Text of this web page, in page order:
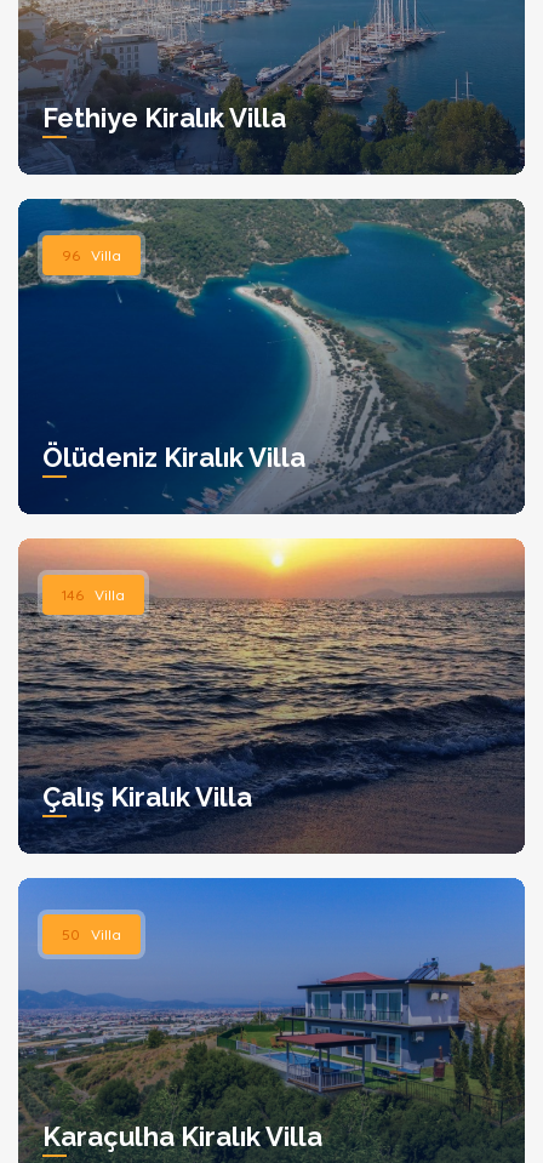
Fethiye Kiralık Villa
96 Villa
Ölüdeniz Kiralık Villa
146 Villa
Çalış Kiralık Villa
50 Villa
Karaçulha Kiralık Villa